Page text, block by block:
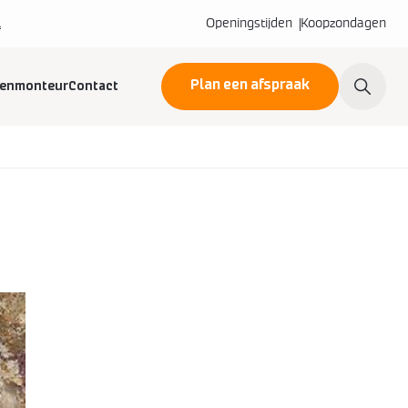
Openingstijden Koopzondagen
Contact Plan een afspraak